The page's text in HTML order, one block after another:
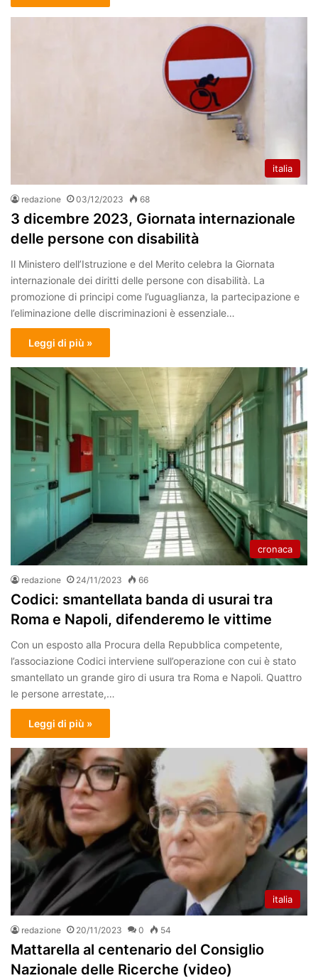
italia
redazione 03/12/2023 68
3 dicembre 2023, Giornata internazionale
delle persone con disabilità
Il Ministero dell’Istruzione e del Merito celebra la Giornata
internazionale dei diritti delle persone con disabilità. La
promozione di principi come l’uguaglianza, la partecipazione e
l’eliminazione delle discriminazioni è essenziale…
Leggi di più »
cronaca
redazione 24/11/2023 66
Codici: smantellata banda di usurai tra
Roma e Napoli, difenderemo le vittime
Con un esposto alla Procura della Repubblica competente,
l’associazione Codici interviene sull’operazione con cui è stato
smantellato un grande giro di usura tra Roma e Napoli. Quattro
le persone arrestate,…
Leggi di più »
italia
redazione 20/11/2023 0 54
Mattarella al centenario del Consiglio
Nazionale delle Ricerche (video)